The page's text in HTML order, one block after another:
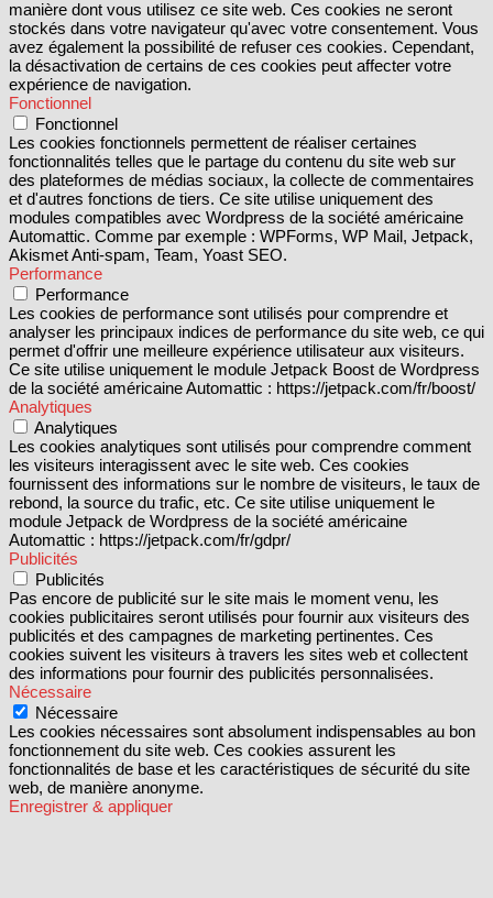
manière dont vous utilisez ce site web. Ces cookies ne seront
stockés dans votre navigateur qu'avec votre consentement. Vous
avez également la possibilité de refuser ces cookies. Cependant,
la désactivation de certains de ces cookies peut affecter votre
expérience de navigation.
Fonctionnel
Fonctionnel
Les cookies fonctionnels permettent de réaliser certaines
fonctionnalités telles que le partage du contenu du site web sur
des plateformes de médias sociaux, la collecte de commentaires
et d'autres fonctions de tiers. Ce site utilise uniquement des
modules compatibles avec Wordpress de la société américaine
Automattic. Comme par exemple : WPForms, WP Mail, Jetpack,
Akismet Anti-spam, Team, Yoast SEO.
Performance
Performance
Les cookies de performance sont utilisés pour comprendre et
analyser les principaux indices de performance du site web, ce qui
permet d'offrir une meilleure expérience utilisateur aux visiteurs.
Ce site utilise uniquement le module Jetpack Boost de Wordpress
de la société américaine Automattic : https://jetpack.com/fr/boost/
Analytiques
Analytiques
Les cookies analytiques sont utilisés pour comprendre comment
les visiteurs interagissent avec le site web. Ces cookies
fournissent des informations sur le nombre de visiteurs, le taux de
rebond, la source du trafic, etc. Ce site utilise uniquement le
module Jetpack de Wordpress de la société américaine
Automattic : https://jetpack.com/fr/gdpr/
Publicités
Publicités
Pas encore de publicité sur le site mais le moment venu, les
cookies publicitaires seront utilisés pour fournir aux visiteurs des
publicités et des campagnes de marketing pertinentes. Ces
cookies suivent les visiteurs à travers les sites web et collectent
des informations pour fournir des publicités personnalisées.
Nécessaire
Nécessaire
Les cookies nécessaires sont absolument indispensables au bon
fonctionnement du site web. Ces cookies assurent les
fonctionnalités de base et les caractéristiques de sécurité du site
web, de manière anonyme.
Enregistrer & appliquer